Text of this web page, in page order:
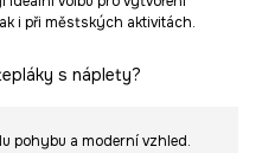
i při městských aktivitách.
s náplety?
pohybu a moderní vzhled.